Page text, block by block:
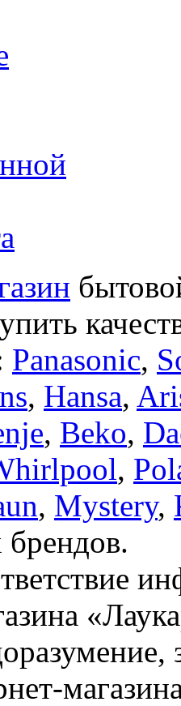
Panasonic,
, Hansa,
, Beko,
,
, Mystery,
брендов.